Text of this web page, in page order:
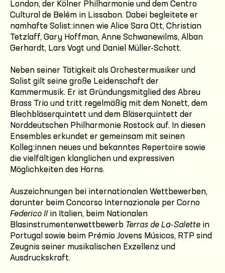
London, der Kölner Philharmonie und dem Centro
Cultural de Belém in Lissabon. Dabei begleitete er
namhafte Solist:innen wie Alice Sara Ott, Christian
Tetzlaff, Gary Hoffman, Anne Schwanewilms, Alban
Gerhardt, Lars Vogt und Daniel Müller-Schott.
Neben seiner Tätigkeit als Orchestermusiker und
Solist gilt seine große Leidenschaft der
Kammermusik. Er ist Gründungsmitglied des Abreu
Brass Trio und tritt regelmäßig mit dem Nonett, dem
Blechbläserquintett und dem Bläserquintett der
Norddeutschen Philharmonie Rostock auf. In diesen
Ensembles erkundet er gemeinsam mit seinen
Kolleg:innen neues und bekanntes Repertoire sowie
die vielfältigen klanglichen und expressiven
Möglichkeiten des Horns.
Auszeichnungen bei internationalen Wettbewerben,
darunter beim Concorso Internazionale per Corno
Federico II in Italien, beim Nationalen
Blasinstrumentenwettbewerb Terras de La-Salette in
Portugal sowie beim Prémio Jovens Músicos, RTP sind
Zeugnis seiner musikalischen Exzellenz und
Ausdruckskraft.